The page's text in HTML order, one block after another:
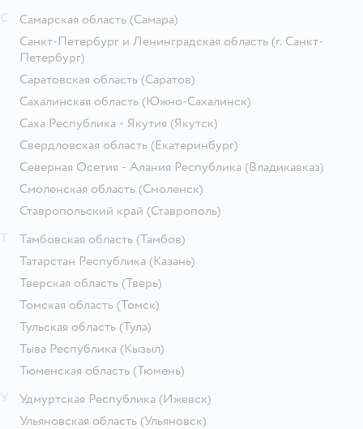
Самарская область (Самара)
Санкт-Петербург и Ленинградская область (г. Санкт-
Петербург)
Саратовская область (Саратов)
Сахалинская область (Южно-Сахалинск)
Саха Республика - Якутия (Якутск)
Свердловская область (Екатеринбург)
Северная Осетия - Алания Республика (Владикавказ)
Смоленская область (Смоленск)
Ставропольский край (Ставрополь)
Тамбовская область (Тамбов)
Татарстан Республика (Казань)
Тверская область (Тверь)
Томская область (Томск)
Тульская область (Тула)
Тыва Республика (Кызыл)
Тюменская область (Тюмень)
Удмуртская Республика (Ижевск)
Ульяновская область (Ульяновск)